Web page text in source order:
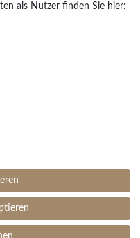
als Nutzer finden Sie hier:
amazon.de ⓘ